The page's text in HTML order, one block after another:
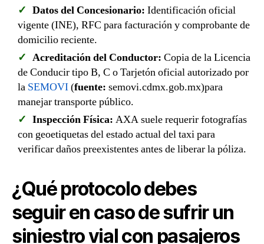
Datos del Concesionario: Identificación oficial
vigente (INE), RFC para facturación y comprobante de
domicilio reciente.
Acreditación del Conductor: Copia de la Licencia
de Conducir tipo B, C o Tarjetón oficial autorizado por
la SEMOVI(fuente: semovi.cdmx.gob.mx)para
manejar transporte público.
Inspección Física: AXA suele requerir fotografías
con geoetiquetas del estado actual del taxi para
verificar daños preexistentes antes de liberar la póliza.
¿Qué protocolo debes
seguir en caso de sufrir un
siniestro vial con pasajeros